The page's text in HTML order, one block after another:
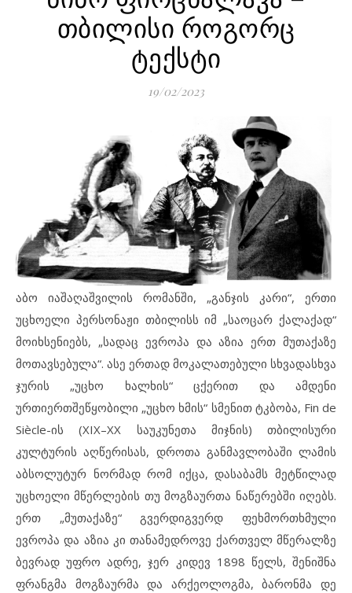
თბილისი როგორც
ტექსტი
19/02/2023
აბო იაშაღაშვილის რომანში, „განჯის კარი“, ერთი
უცხოელი პერსონაჟი თბილისს იმ „საოცარ ქალაქად“
მოიხსენიებს, „სადაც ევროპა და აზია ერთ მუთაქაზე
მოთავსებულა“. ასე ერთად მოკალათებული სხვადასხვა
ჯურის „უცხო ხალხის“ ცქერით და ამდენი
ურთიერთშეწყობილი „უცხო ხმის“ სმენით ტკბობა, Fin de
Siècle-ის (XIX–XX საუკუნეთა მიჯნის) თბილისური
კულტურის აღწერისას, დროთა განმავლობაში ლამის
აბსოლუტურ ნორმად რომ იქცა, დასაბამს მეტწილად
უცხოელი მწერლების თუ მოგზაურთა ნაწერებში იღებს.
ერთ „მუთაქაზე“ გვერდიგვერდ ფეხმორთხმული
ევროპა და აზია კი თანამედროვე ქართველ მწერალზე
ბევრად უფრო ადრე, ჯერ კიდევ 1898 წელს, შენიშნა
ფრანგმა მოგზაურმა და არქეოლოგმა, ბარონმა დე